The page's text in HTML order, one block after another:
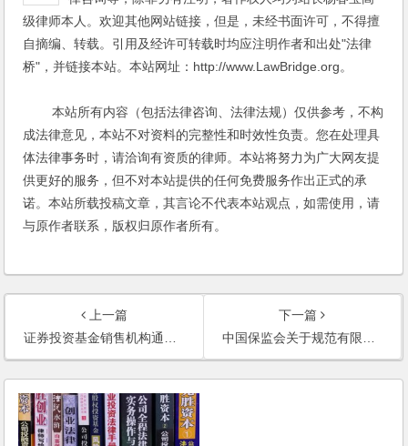
级律师本人。欢迎其他网站链接，但是，未经书面许可，不得擅
自摘编、转载。引用及经许可转载时均应注明作者和出处"法律
桥"，并链接本站。本站网址：http://www.LawBridge.org。
本站所有内容（包括法律咨询、法律法规）仅供参考，不构
成法律意见，本站不对资料的完整性和时效性负责。您在处理具
体法律事务时，请洽询有资质的律师。本站将努力为广大网友提
供更好的服务，但不对本站提供的任何免费服务作出正式的承
诺。本站所载投稿文章，其言论不代表本站观点，如需使用，请
与原作者联系，版权归原作者所有。
上一篇
证券投资基金销售机构通过第三方电子商务平台开展业务管理暂行规定
下一篇
中国保监会关于规范有限合伙式股权投资企业投资入股保险公司有关问题的通知